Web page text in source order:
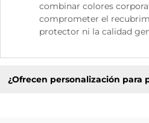
combinar colores
comprometer el
protector ni la calidad
¿Ofrecen personalización para